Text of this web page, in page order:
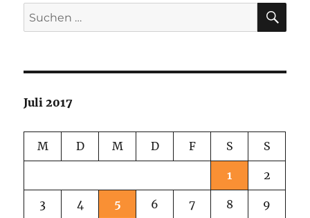
Suchen
nach:
Juli 2017
M D M D F S S
1 2
3 4 5 6 7 8 9